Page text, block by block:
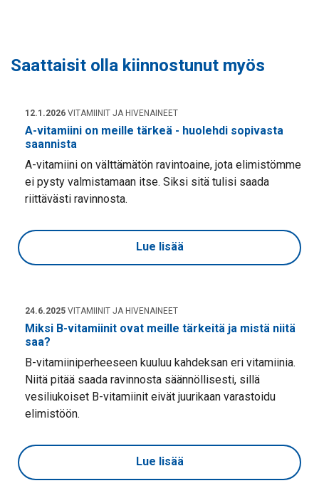
Saattaisit olla kiinnostunut myös
12.1.2026 VITAMIINIT JA HIVENAINEET
A-vitamiini on meille tärkeä - huolehdi sopivasta
saannista
A-vitamiini on välttämätön ravintoaine, jota elimistömme
ei pysty valmistamaan itse. Siksi sitä tulisi saada
riittävästi ravinnosta.
Lue lisää
24.6.2025 VITAMIINIT JA HIVENAINEET
Miksi B-vitamiinit ovat meille tärkeitä ja mistä niitä
saa?
B-vitamiiniperheeseen kuuluu kahdeksan eri vitamiinia.
Niitä pitää saada ravinnosta säännöllisesti, sillä
vesiliukoiset B-vitamiinit eivät juurikaan varastoidu
elimistöön.
Lue lisää